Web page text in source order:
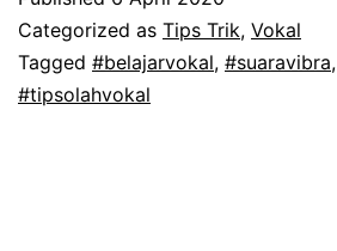
Categorized as Tips Trik, Vokal
Tagged #belajarvokal, #suaravibra,
#tipsolahvokal